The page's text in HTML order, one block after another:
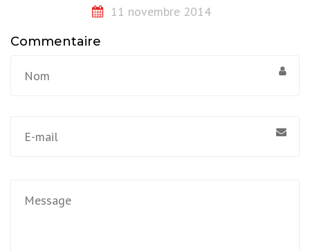
11 novembre 2014
Commentaire